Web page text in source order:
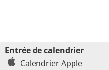
Entrée de calendrier
Calendrier Apple